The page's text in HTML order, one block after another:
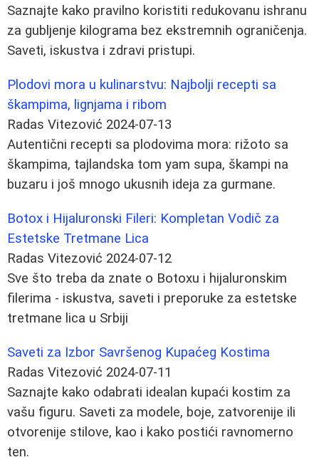
Saznajte kako pravilno koristiti redukovanu ishranu
za gubljenje kilograma bez ekstremnih ograničenja.
Saveti, iskustva i zdravi pristupi.
Plodovi mora u kulinarstvu: Najbolji recepti sa
škampima, lignjama i ribom
Radas Vitezović 2024-07-13
Autentični recepti sa plodovima mora: rižoto sa
škampima, tajlandska tom yam supa, škampi na
buzaru i još mnogo ukusnih ideja za gurmane.
Botox i Hijaluronski Fileri: Kompletan Vodič za
Estetske Tretmane Lica
Radas Vitezović 2024-07-12
Sve što treba da znate o Botoxu i hijaluronskim
filerima - iskustva, saveti i preporuke za estetske
tretmane lica u Srbiji
Saveti za Izbor Savršenog Kupaćeg Kostima
Radas Vitezović 2024-07-11
Saznajte kako odabrati idealan kupaći kostim za
vašu figuru. Saveti za modele, boje, zatvorenije ili
otvorenije stilove, kao i kako postići ravnomerno
ten.